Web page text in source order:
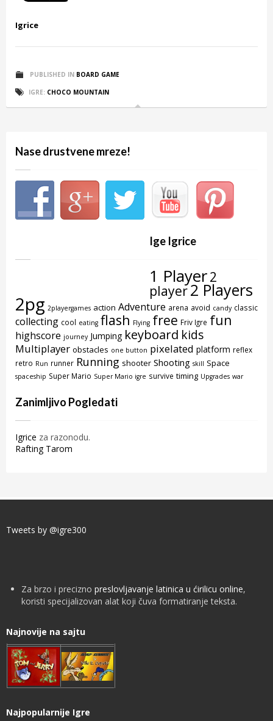
Igrice
PUBLISHED IN BOARD GAME
IGRE: CHOCO MOUNTAIN
Nase drustvene mreze!
Ige Igrice
1 Player2
player2 Players
2pg 2playergames action Adventure arena avoid candy classic
collecting cool eating flash Flying free Friv Igre fun
highscore journey Jumping keyboard kids
Multiplayer obstacles one button pixelated platform reflex
retro Run runner Running shooter Shooting skill Space
spaceship Super Mario Super Mario igre survive timing Upgrades war
Zanimljivo Pogledati
Igrice za razonodu.
Rafting Tarom
Tweets by @igre300
Za brzo i precizno preslovljavanje latinica u ćirilicu online,
koristi specijalizovan alat koji čuva formatiranje teksta.
Najnovije na sajtu
Najpopularnije Igre